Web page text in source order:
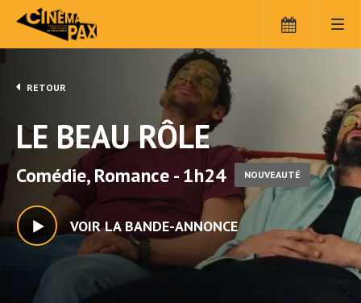
RETOUR
LE BEAU RÔLE
Comédie, Romance - 1h24 NOUVEAUTÉ
VOIR LA BANDE-ANNONCE